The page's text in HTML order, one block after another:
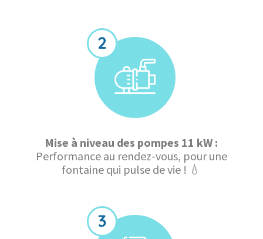
Mise à niveau des pompes 11 kW :
Performance au rendez-vous, pour une
fontaine qui pulse de vie ! 💧